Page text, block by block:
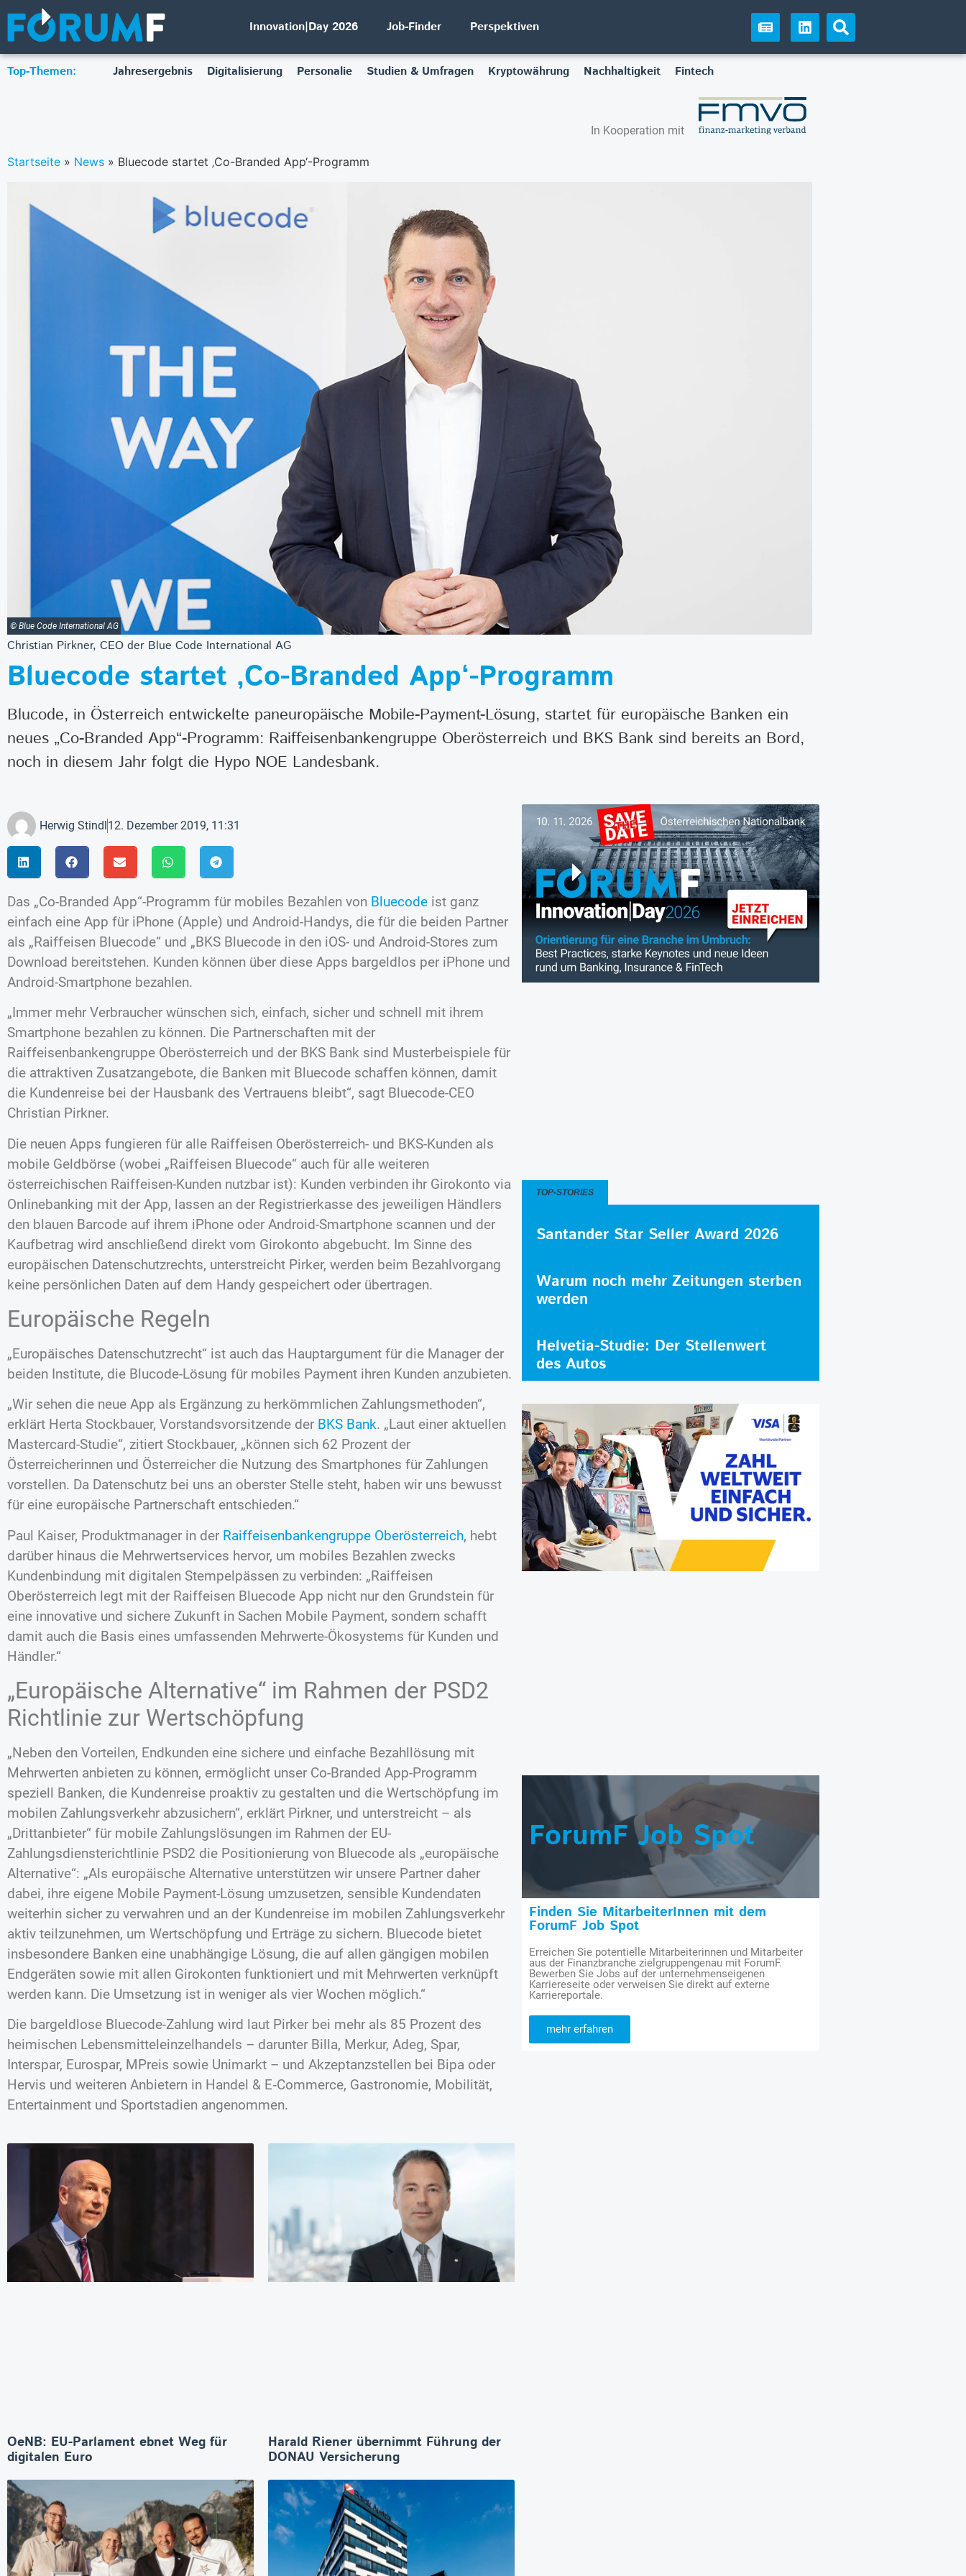
Innovation|Day 2026 Job-Finder Perspektiven
Top-Themen: Jahresergebnis Digitalisierung Personalie Studien & Umfragen Kryptowährung Nachhaltigkeit Fintech
In Kooperation mit
Startseite » News » Bluecode startet ‚Co-Branded App‘-Programm
© Blue Code International AG
Christian Pirkner, CEO der Blue Code International AG
Bluecode startet ‚Co-Branded App‘-Programm
Blucode, in Österreich entwickelte paneuropäische Mobile-Payment-Lösung, startet für europäische Banken ein
neues „Co-Branded App“-Programm: Raiffeisenbankengruppe Oberösterreich und BKS Bank sind bereits an Bord,
noch in diesem Jahr folgt die Hypo NOE Landesbank.
Herwig Stindl12. Dezember 2019, 11:31
Das „Co-Branded App“-Programm für mobiles Bezahlen von Bluecode ist ganz
einfach eine App für iPhone (Apple) und Android-Handys, die für die beiden Partner
als „Raiffeisen Bluecode“ und „BKS Bluecode in den iOS- und Android-Stores zum
Download bereitstehen. Kunden können über diese Apps bargeldlos per iPhone und
Android-Smartphone bezahlen.
„Immer mehr Verbraucher wünschen sich, einfach, sicher und schnell mit ihrem
Smartphone bezahlen zu können. Die Partnerschaften mit der
Raiffeisenbankengruppe Oberösterreich und der BKS Bank sind Musterbeispiele für
die attraktiven Zusatzangebote, die Banken mit Bluecode schaffen können, damit
die Kundenreise bei der Hausbank des Vertrauens bleibt“, sagt Bluecode-CEO
Christian Pirkner.
Die neuen Apps fungieren für alle Raiffeisen Oberösterreich- und BKS-Kunden als
mobile Geldbörse (wobei „Raiffeisen Bluecode“ auch für alle weiteren
österreichischen Raiffeisen-Kunden nutzbar ist): Kunden verbinden ihr Girokonto via
Onlinebanking mit der App, lassen an der Registrierkasse des jeweiligen Händlers
den blauen Barcode auf ihrem iPhone oder Android-Smartphone scannen und der
Kaufbetrag wird anschließend direkt vom Girokonto abgebucht. Im Sinne des
europäischen Datenschutzrechts, unterstreicht Pirker, werden beim Bezahlvorgang
keine persönlichen Daten auf dem Handy gespeichert oder übertragen.
Europäische Regeln
„Europäisches Datenschutzrecht“ ist auch das Hauptargument für die Manager der
beiden Institute, die Blucode-Lösung für mobiles Payment ihren Kunden anzubieten.
„Wir sehen die neue App als Ergänzung zu herkömmlichen Zahlungsmethoden“,
erklärt Herta Stockbauer, Vorstandsvorsitzende der BKS Bank. „Laut einer aktuellen
Mastercard-Studie“, zitiert Stockbauer, „können sich 62 Prozent der
Österreicherinnen und Österreicher die Nutzung des Smartphones für Zahlungen
vorstellen. Da Datenschutz bei uns an oberster Stelle steht, haben wir uns bewusst
für eine europäische Partnerschaft entschieden.“
Paul Kaiser, Produktmanager in der Raiffeisenbankengruppe Oberösterreich, hebt
darüber hinaus die Mehrwertservices hervor, um mobiles Bezahlen zwecks
Kundenbindung mit digitalen Stempelpässen zu verbinden: „Raiffeisen
Oberösterreich legt mit der Raiffeisen Bluecode App nicht nur den Grundstein für
eine innovative und sichere Zukunft in Sachen Mobile Payment, sondern schafft
damit auch die Basis eines umfassenden Mehrwerte-Ökosystems für Kunden und
Händler.“
„Europäische Alternative“ im Rahmen der PSD2
Richtlinie zur Wertschöpfung
„Neben den Vorteilen, Endkunden eine sichere und einfache Bezahllösung mit
Mehrwerten anbieten zu können, ermöglicht unser Co-Branded App-Programm
speziell Banken, die Kundenreise proaktiv zu gestalten und die Wertschöpfung im
mobilen Zahlungsverkehr abzusichern“, erklärt Pirkner, und unterstreicht – als
„Drittanbieter“ für mobile Zahlungslösungen im Rahmen der EU-
Zahlungsdiensterichtlinie PSD2 die Positionierung von Bluecode als „europäische
Alternative“: „Als europäische Alternative unterstützen wir unsere Partner daher
dabei, ihre eigene Mobile Payment-Lösung umzusetzen, sensible Kundendaten
weiterhin sicher zu verwahren und an der Kundenreise im mobilen Zahlungsverkehr
aktiv teilzunehmen, um Wertschöpfung und Erträge zu sichern. Bluecode bietet
insbesondere Banken eine unabhängige Lösung, die auf allen gängigen mobilen
Endgeräten sowie mit allen Girokonten funktioniert und mit Mehrwerten verknüpft
werden kann. Die Umsetzung ist in weniger als vier Wochen möglich.“
Die bargeldlose Bluecode-Zahlung wird laut Pirker bei mehr als 85 Prozent des
heimischen Lebensmitteleinzelhandels – darunter Billa, Merkur, Adeg, Spar,
Interspar, Eurospar, MPreis sowie Unimarkt – und Akzeptanzstellen bei Bipa oder
Hervis und weiteren Anbietern in Handel & E‑Commerce, Gastronomie, Mobilität,
Entertainment und Sportstadien angenommen.
OeNB: EU-Parlament ebnet Weg für
digitalen Euro
Harald Riener übernimmt Führung der
DONAU Versicherung
TOP-STORIES
Santander Star Seller Award 2026
Warum noch mehr Zeitungen sterben
werden
Helvetia-Studie: Der Stellenwert
des Autos
ForumF Job Spot
Finden Sie MitarbeiterInnen mit dem
ForumF Job Spot
Erreichen Sie potentielle Mitarbeiterinnen und Mitarbeiter
aus der Finanzbranche zielgruppengenau mit ForumF.
Bewerben Sie Jobs auf der unternehmenseigenen
Karriereseite oder verweisen Sie direkt auf externe
Karriereportale.
mehr erfahren